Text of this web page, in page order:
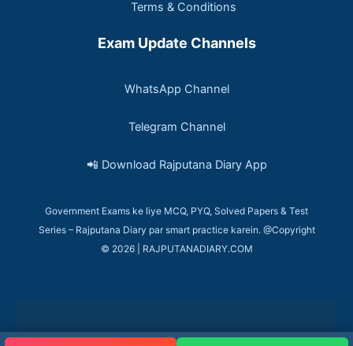
Terms & Conditions
Exam Update Channels
WhatsApp Channel
Telegram Channel
📲 Download Rajputana Diary App
Government Exams ke liye MCQ, PYQ, Solved Papers & Test
Series – Rajputana Diary par smart practice karein. @Copyright
© 2026 | RAJPUTANADIARY.COM